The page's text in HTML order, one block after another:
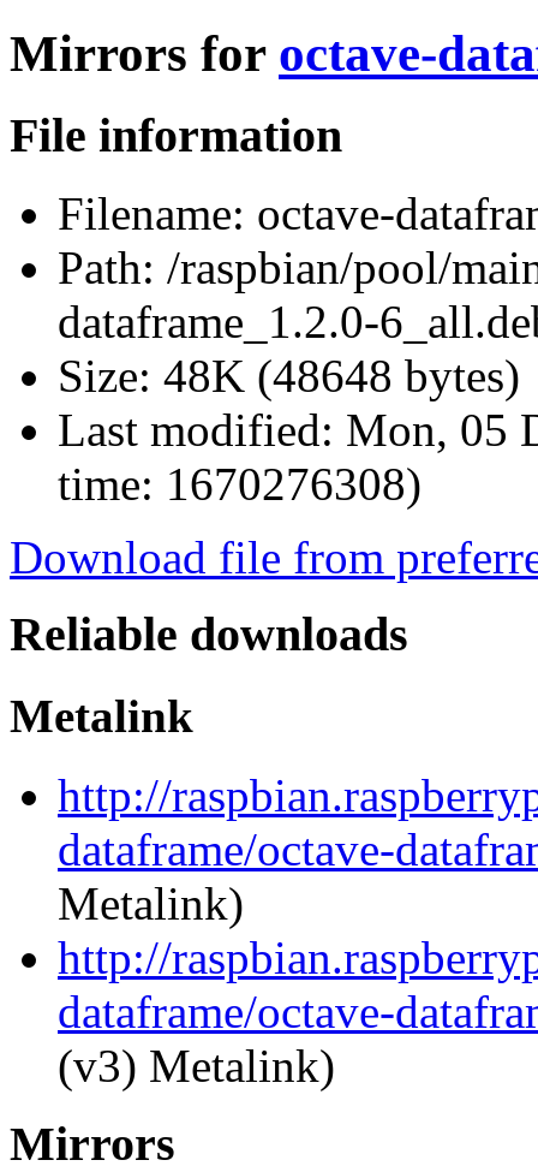
Mirrors for octave-
File information
Filename: octave-
Path: /raspbian/pool/
dataframe_1.2.0-
Size: 48K (48648 bytes)
Last modified: Mon, 05
time: 1670276308)
Download file from
Reliable downloads
Metalink
http://
dataframe/octave-
Metalink)
http://
dataframe/octave-
(v3) Metalink)
Mirrors